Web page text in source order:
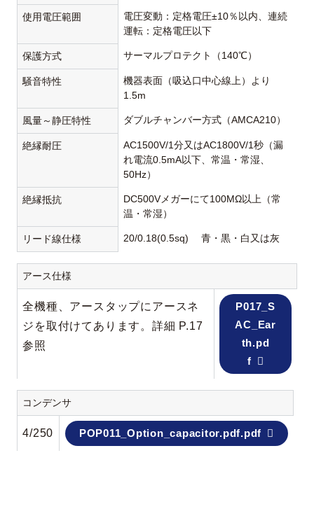
使用電圧範囲
電圧変動：定格電圧±10％以内、連続
運転：定格電圧以下
保護方式 サーマルプロテクト（140℃）
騒音特性
機器表面（吸込口中心線上）より
1.5m
風量～静圧特性 ダブルチャンバー方式（AMCA210）
絶縁耐圧
AC1500V/1分又はAC1800V/1秒（漏
れ電流0.5mA以下、常温・常湿、
50Hz）
絶縁抵抗
DC500Vメガーにて100MΩ以上（常
温・常湿）
リード線仕様 20/0.18(0.5sq) 青・黒・白又は灰
アース仕様
全機種、アースタップにアースネ
ジを取付けてあります。詳細 P.17
参照
P017_S
AC_Ear
th.pd
f
コンデンサ
4/250 POP011_Option_capacitor.pdf.pdf